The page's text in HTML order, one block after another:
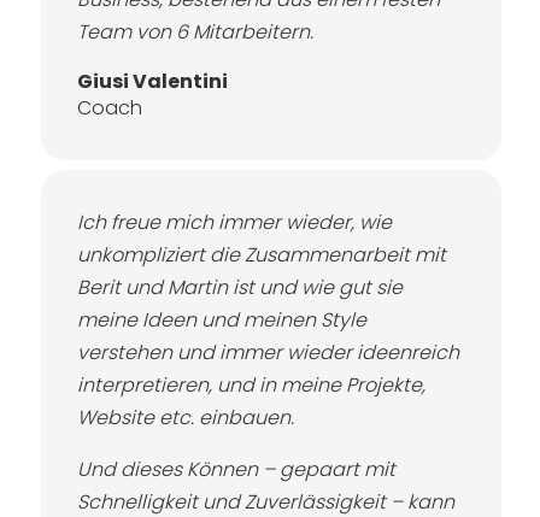
Team von 6 Mitarbeitern.
Giusi Valentini
Coach
Ich freue mich immer wieder, wie
unkompliziert die Zusammenarbeit mit
Berit und Martin ist und wie gut sie
meine Ideen und meinen Style
verstehen und immer wieder ideenreich
interpretieren, und in meine Projekte,
Website etc. einbauen.
Und dieses Können – gepaart mit
Schnelligkeit und Zuverlässigkeit – kann